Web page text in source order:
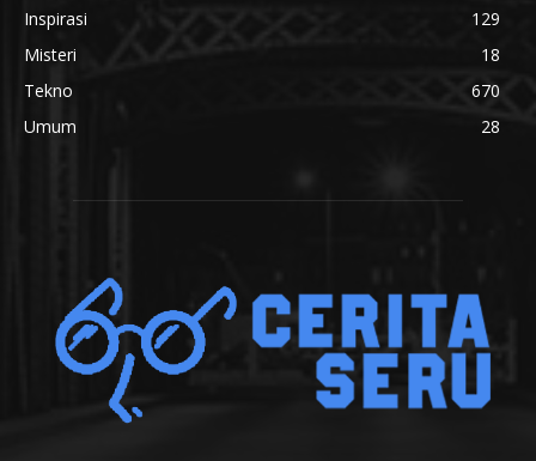
Inspirasi
129
Misteri
18
Tekno
670
Umum
28